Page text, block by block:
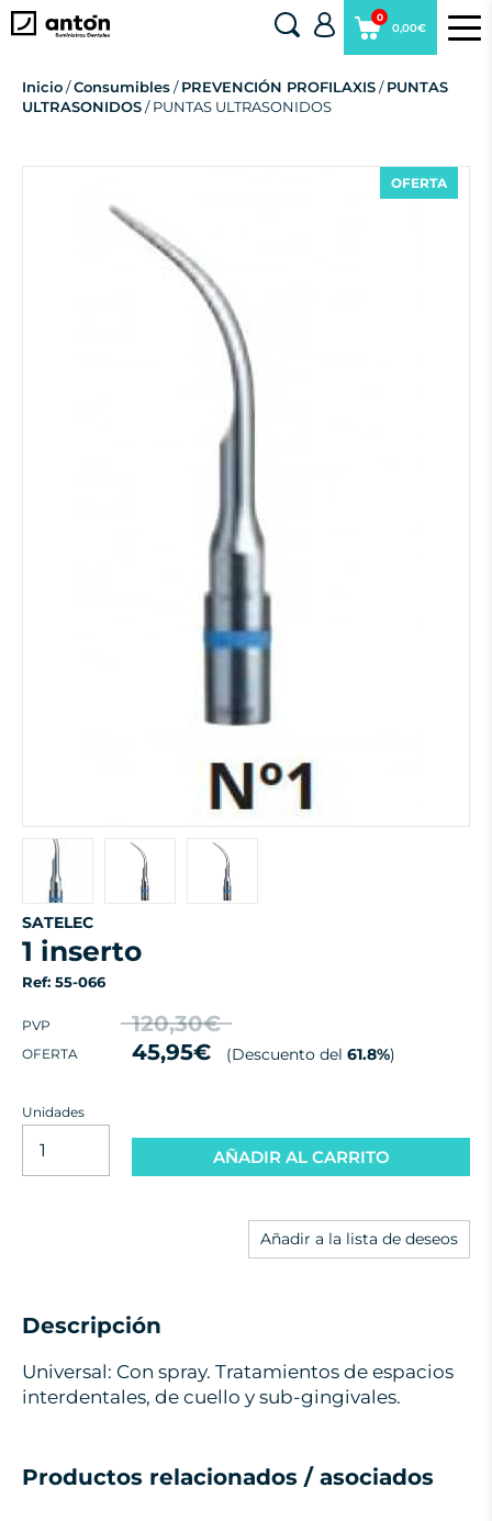
0,00€
0
Inicio/Consumibles/PREVENCIÓN PROFILAXIS/PUNTAS
ULTRASONIDOS/ PUNTAS ULTRASONIDOS
OFERTA
SATELEC
1 inserto
Ref: 55-066
PVP 120,30€
OFERTA 45,95€ (Descuento del 61.8%)
Unidades
AÑADIR AL CARRITO
Añadir a la lista de deseos
Descripción
Universal: Con spray. Tratamientos de espacios
interdentales, de cuello y sub-gingivales.
Productos relacionados / asociados